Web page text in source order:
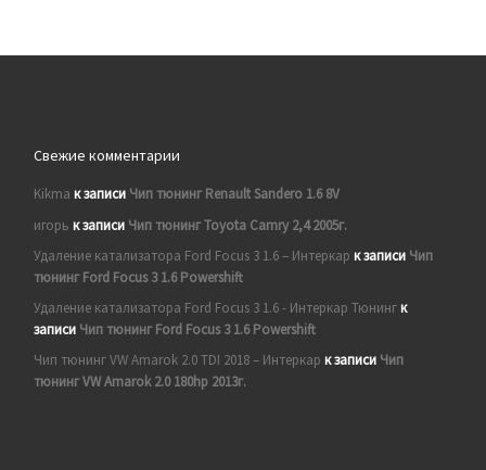
Свежие комментарии
Kikma к записи Чип тюнинг Renault Sandero 1.6 8V
игорь к записи Чип тюнинг Toyota Camry 2,4 2005г.
Удаление катализатора Ford Focus 3 1.6 – Интеркар к записи Чип
тюнинг Ford Focus 3 1.6 Powershift
Удаление катализатора Ford Focus 3 1.6 - Интеркар Тюнингк
записи Чип тюнинг Ford Focus 3 1.6 Powershift
Чип тюнинг VW Amarok 2.0 TDI 2018 – Интеркар к записи Чип
тюнинг VW Amarok 2.0 180hp 2013г.